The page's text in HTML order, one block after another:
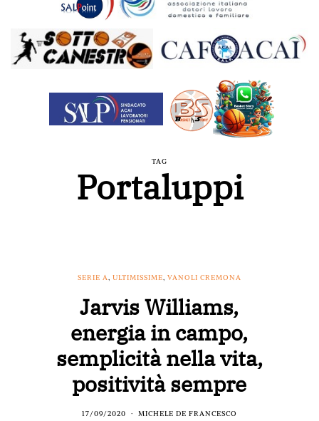
TAG
Portaluppi
SERIE A, ULTIMISSIME, VANOLI CREMONA
Jarvis Williams,
energia in campo,
semplicità nella vita,
positività sempre
17/09/2020 MICHELE DE FRANCESCO